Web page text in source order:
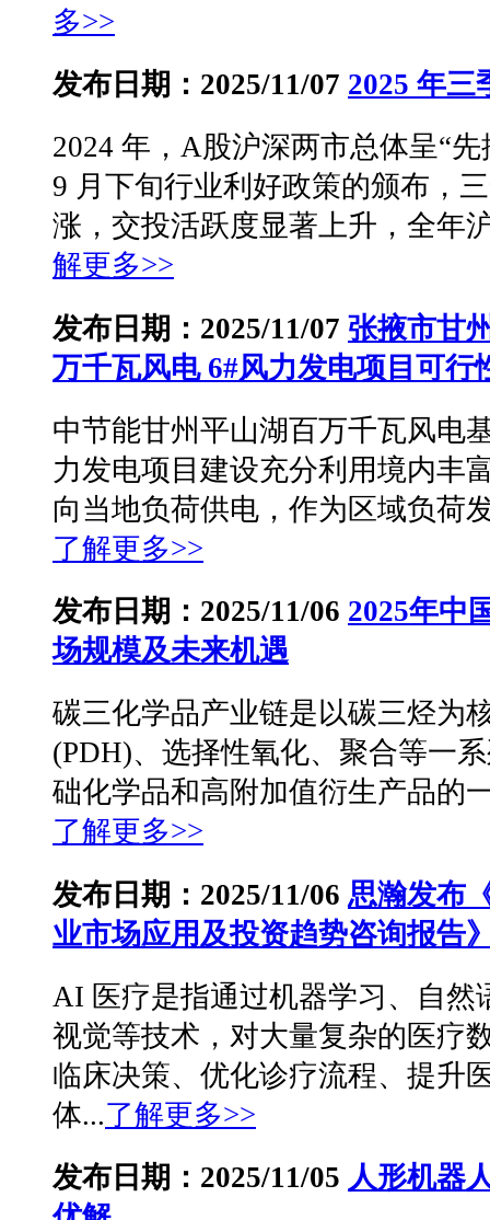
多>>
发布日期：2025/11/07 2025 年三
2024 年，A股沪深两市总体呈“
9 月下旬行业利好政策的颁布，
涨，交投活跃度显著上升，全年
解更多>>
发布日期：2025/11/07 张掖市甘
万千瓦风电 6#风力发电项目可行
中节能甘州平山湖百万千瓦风电
力发电项目建设充分利用境内丰
向当地负荷供电，作为区域负荷
了解更多>>
发布日期：2025/11/06 2025年中
场规模及未来机遇
碳三化学品产业链是以碳三烃为
(PDH)、选择性氧化、聚合等一
础化学品和高附加值衍生产品的
了解更多>>
发布日期：2025/11/06 思瀚发布
业市场应用及投资趋势咨询报告
AI 医疗是指通过机器学习、自然
视觉等技术，对大量复杂的医疗
临床决策、优化诊疗流程、提升
体...了解更多>>
发布日期：2025/11/05 人形机器